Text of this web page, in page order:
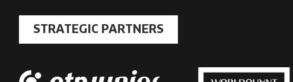
STRATEGIC PARTNERS